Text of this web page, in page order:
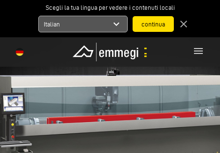
Scegli la tua lingua per vedere i contenuti locali
Italian expand_more close
menu